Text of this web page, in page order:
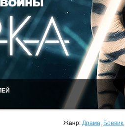
Жанр: Драма, Боевик,